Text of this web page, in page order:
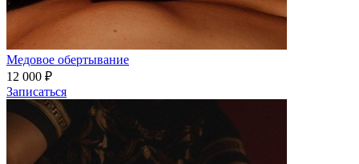
Медовое обертывание
12 000 ₽
Записаться